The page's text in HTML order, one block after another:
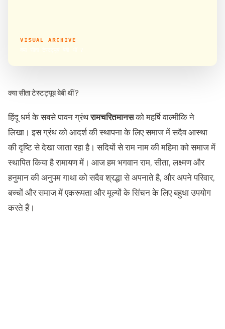
VISUAL ARCHIVE
क्या सीता टेस्टट्यूब बेबी थीं ?
हिंदू धर्म के सबसे पावन ग्रंथरामचरितमानसको महर्षि वाल्मीकि ने
लिखा। इस ग्रंथ को आदर्श की स्थापना के लिए समाज में सदैव आस्था
की दृष्टि से देखा जाता रहा है। सदियों से राम नाम की महिमा को समाज में
स्थापित किया है रामायण में। आज हम भगवान राम, सीता, लक्ष्मण और
हनुमान की अनुपम गाथा को सदैव श्रद्धा से अपनाते है, और अपने परिवार,
बच्चों और समाज में एकरूपता और मूल्यों के सिंचन के लिए बहुधा उपयोग
करते हैं।